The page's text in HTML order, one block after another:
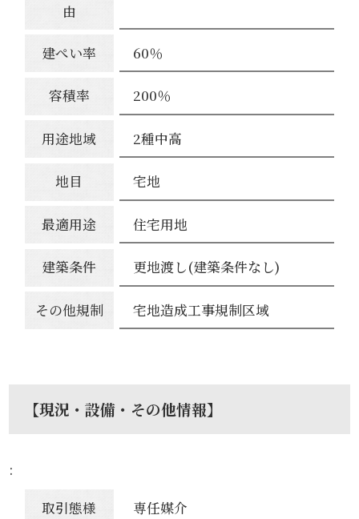
由
建ぺい率 60％
容積率 200％
用途地域 2種中高
地目 宅地
最適用途 住宅用地
建築条件 更地渡し(建築条件なし)
その他規制 宅地造成工事規制区域
【現況・設備・その他情報】
:
取引態様
専任媒介